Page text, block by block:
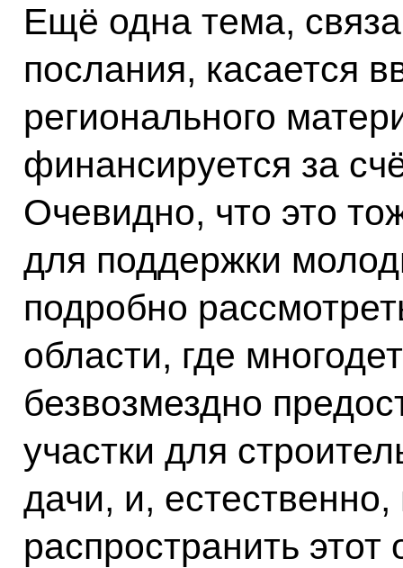
Ещё одна тема,
послания, касается
регионального
финансируется за
Очевидно, что это
для поддержки
подробно
области, где
безвозмездно
участки для
дачи, и,
распространить этот